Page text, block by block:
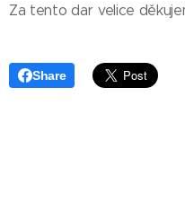
Za tento dar velice
Share